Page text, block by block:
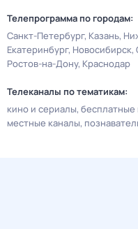
Телепрограмма по городам:
Санкт-Петербург Казань
Екатеринбург Новосибирск
Ростов-на-Дону Краснодар
Телеканалы по тематикам:
кино и сериалы бесплатные
местные каналы